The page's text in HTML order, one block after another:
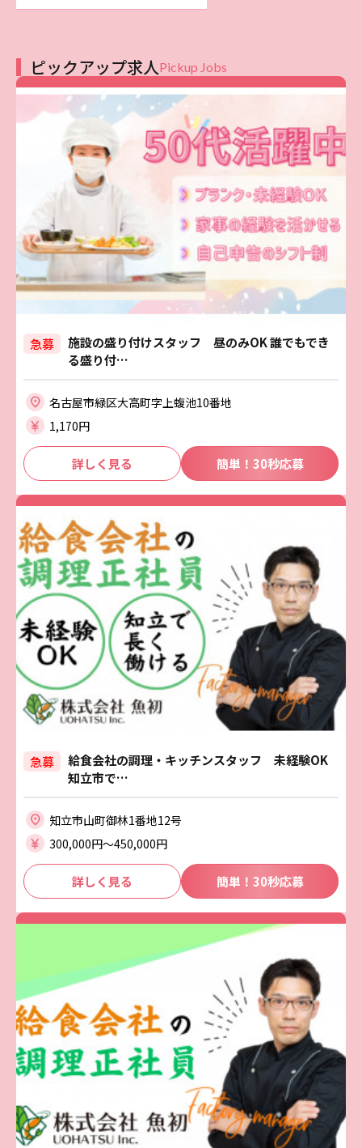
ピックアップ求人Pickup Jobs
急募
施設の盛り付けスタッフ 昼のみOK 誰でもでき
る盛り付…
名古屋市緑区大高町字上蝮池10番地
1,170円
詳しく見る 簡単！30秒応募
急募
給食会社の調理・キッチンスタッフ 未経験OK
知立市で…
知立市山町御林1番地12号
300,000円〜450,000円
詳しく見る 簡単！30秒応募